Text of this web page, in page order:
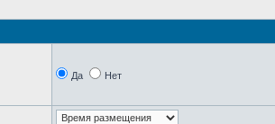
Да Нет